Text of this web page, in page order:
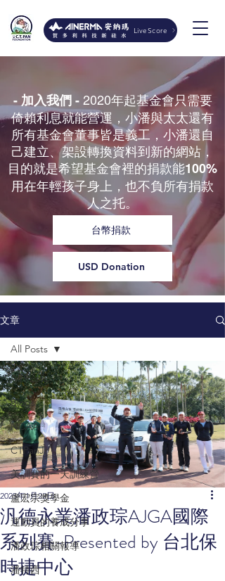
LiveScore
- 加入我們 -2020年起基金會只需要
倚賴利息就能營運，小潘與太太還有
所有基金會董事皆是義工，小潘還自
己建立、架設轉換資料到新的網站，
目的就是希望基金會裡的捐款能100%
用在年輕孩子身上，也不負所有捐款
人之托。
台幣捐款
USD Donation
文章
All Posts
Blogs
NCAA
CTPanJr
美訓賽的一天訓練營
盧宏宗獎學金
運動員的養成分享
潘政琮相關報導
潘特西
All Posts
汎德永業潘政琮AJGA國際
系列賽-Presented by 台北保
時捷中心
2025年1月22日